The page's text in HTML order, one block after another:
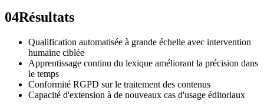
04Résultats
Qualification automatisée à grande échelle avec intervention
humaine ciblée
Apprentissage continu du lexique améliorant la précision dans
le temps
Conformité RGPD sur le traitement des contenus
Capacité d'extension à de nouveaux cas d'usage éditoriaux